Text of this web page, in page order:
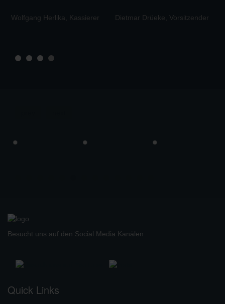
Wolfgang Herlika, Kassierer Dietmar Drüeke, Vorsitzender
Besucht uns auf den Social Media Kanälen
Quick Links